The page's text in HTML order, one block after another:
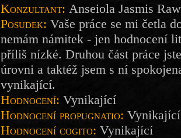
Konzultant: Anseiola Jasmis
Posudek: Vaše práce se mi četla
nemám námitek - jen hodnocení
příliš nízké. Druhou část práce
úrovni a taktéž jsem s ní
vynikající.
Hodnocení: Vynikající
Hodnocení propugnatio: Vynikající
Hodnocení cogito: Vynikající